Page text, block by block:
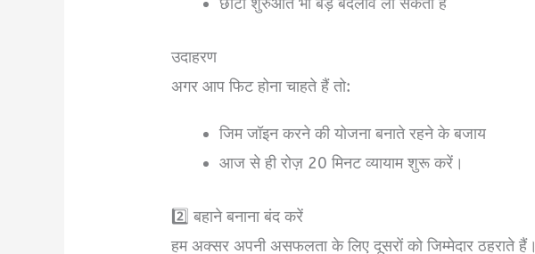
उदाहरण
अगर आप फिट होना चाहते हैं तो:
जिम जॉइन करने की योजना बनाते रहने के बजाय
आज से ही रोज़ 20 मिनट व्यायाम शुरू करें।
2️⃣ बहाने बनाना बंद करें
हम अक्सर अपनी असफलता के लिए दूसरों को जिम्मेदार ठहराते हैं।